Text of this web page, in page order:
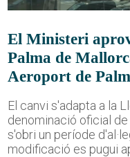
El Ministeri
Palma de
Aeroport de
El canvi s'adapta a la
denominació oficial
s'obri un període
modificació es pugui